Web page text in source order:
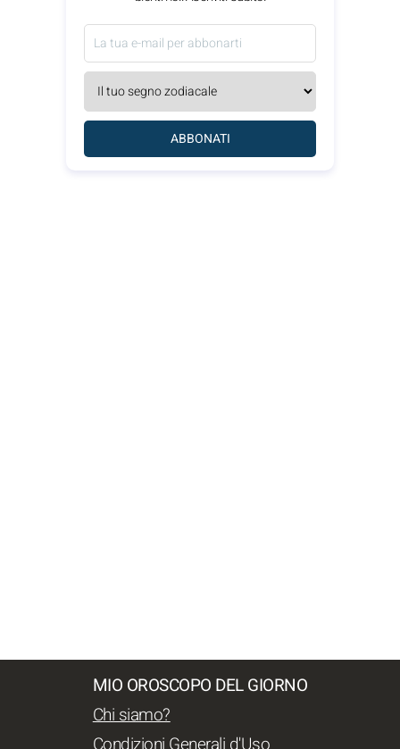
ABBONATI
MIO OROSCOPO DEL GIORNO
Chi siamo?